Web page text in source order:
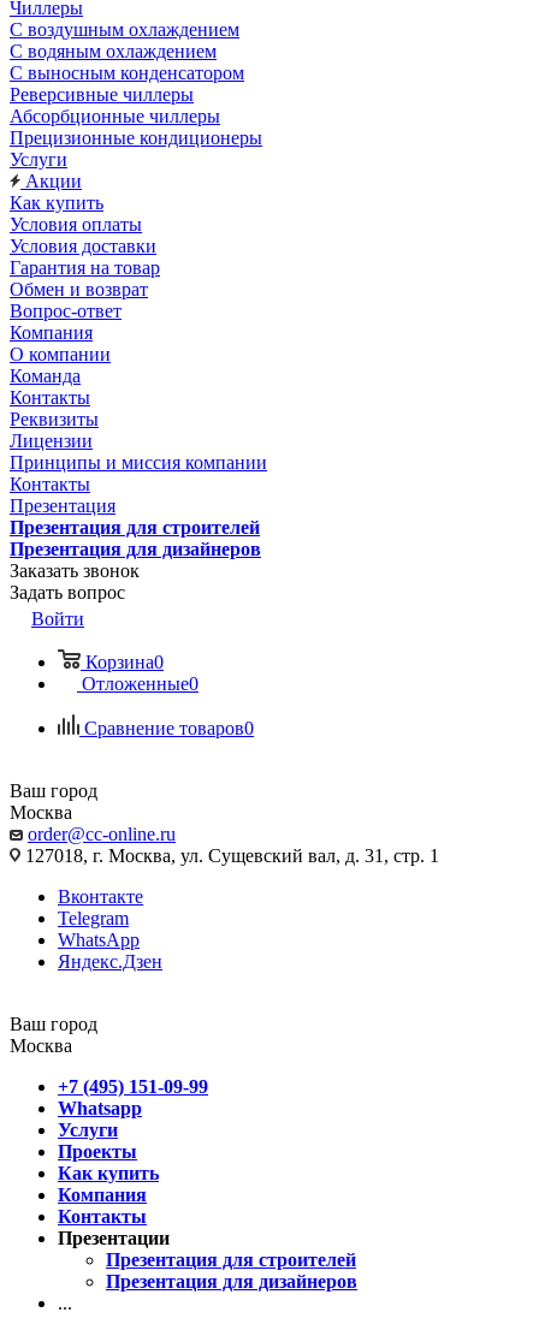
Чиллеры
С воздушным охлаждением
С водяным охлаждением
С выносным конденсатором
Реверсивные чиллеры
Абсорбционные чиллеры
Прецизионные кондиционеры
Услуги
Акции
Как купить
Условия оплаты
Условия доставки
Гарантия на товар
Обмен и возврат
Вопрос-ответ
Компания
О компании
Команда
Контакты
Реквизиты
Лицензии
Принципы и миссия компании
Контакты
Презентация
Презентация для строителей
Презентация для дизайнеров
Заказать звонок
Задать вопрос
Войти
Корзина0
Отложенные0
Сравнение товаров0
Ваш город
Москва
order@cc-online.ru
127018, г. Москва, ул. Сущевский вал, д. 31, стр. 1
Вконтакте
Telegram
WhatsApp
Яндекс.Дзен
Ваш город
Москва
+7 (495) 151-09-99
Whatsapp
Услуги
Проекты
Как купить
Компания
Контакты
Презентации
Презентация для строителей
Презентация для дизайнеров
...